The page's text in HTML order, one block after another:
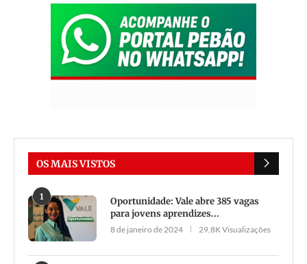
OS MAIS VISTOS
1
Oportunidade: Vale abre 385 vagas
para jovens aprendizes...
8 de janeiro de 2024 29,8K Visualizações